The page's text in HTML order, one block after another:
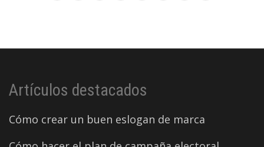
Artículos destacados
Cómo crear un buen eslogan de marca